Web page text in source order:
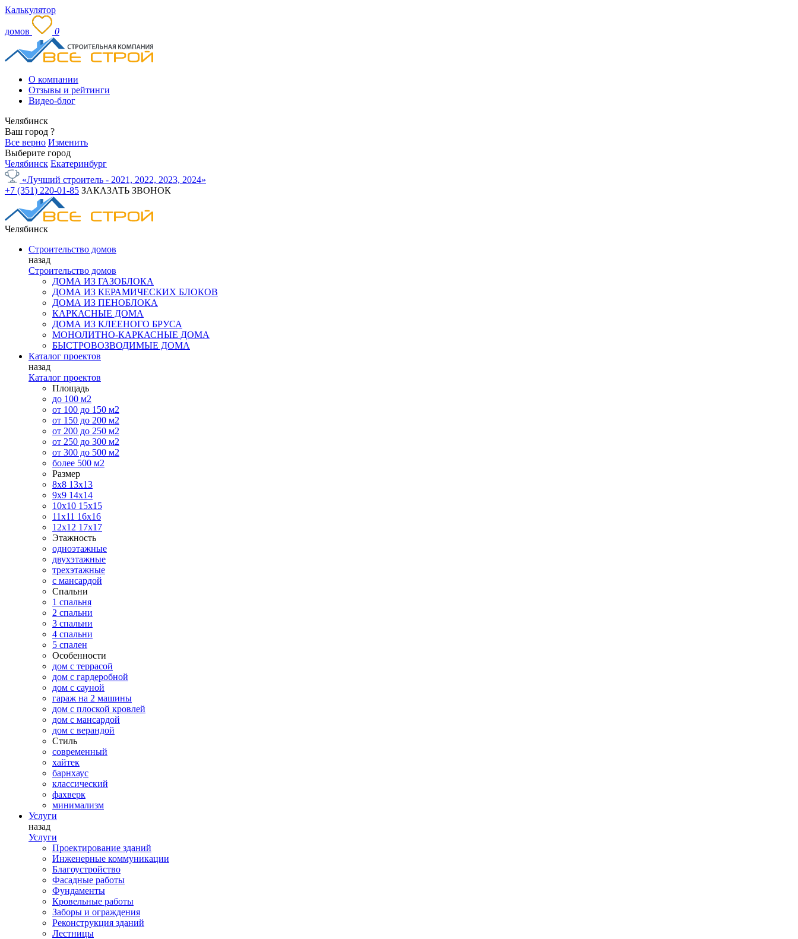
Калькулятор
домов 0
О компании
Отзывы и рейтинги
Видео-блог
Челябинск
Ваш город ?
Все верно Изменить
Выберите город
Челябинск Екатеринбург
«Лучший строитель - 2021, 2022, 2023, 2024»
+7 (351) 220-01-85 ЗАКАЗАТЬ ЗВОНОК
Челябинск
Строительство домов
назад
Строительство домов
ДОМА ИЗ ГАЗОБЛОКА
ДОМА ИЗ КЕРАМИЧЕСКИХ БЛОКОВ
ДОМА ИЗ ПЕНОБЛОКА
КАРКАСНЫЕ ДОМА
ДОМА ИЗ КЛЕЕНОГО БРУСА
МОНОЛИТНО-КАРКАСНЫЕ ДОМА
БЫСТРОВОЗВОДИМЫЕ ДОМА
Каталог проектов
назад
Каталог проектов
Площадь
до 100 м2
от 100 до 150 м2
от 150 до 200 м2
от 200 до 250 м2
от 250 до 300 м2
от 300 до 500 м2
более 500 м2
Размер
8х8 13х13
9х9 14х14
10х10 15х15
11x11 16х16
12х12 17х17
Этажность
одноэтажные
двухэтажные
трехэтажные
с мансардой
Спальни
1 спальня
2 спальни
3 спальни
4 спальни
5 спален
Особенности
дом с террасой
дом с гардеробной
дом с сауной
гараж на 2 машины
дом с плоской кровлей
дом с мансардой
дом с верандой
Стиль
современный
хайтек
барнхаус
классический
фахверк
минимализм
Услуги
назад
Услуги
Проектирование зданий
Инженерные коммуникации
Благоустройство
Фасадные работы
Фундаменты
Кровельные работы
Заборы и ограждения
Реконструкция зданий
Лестницы